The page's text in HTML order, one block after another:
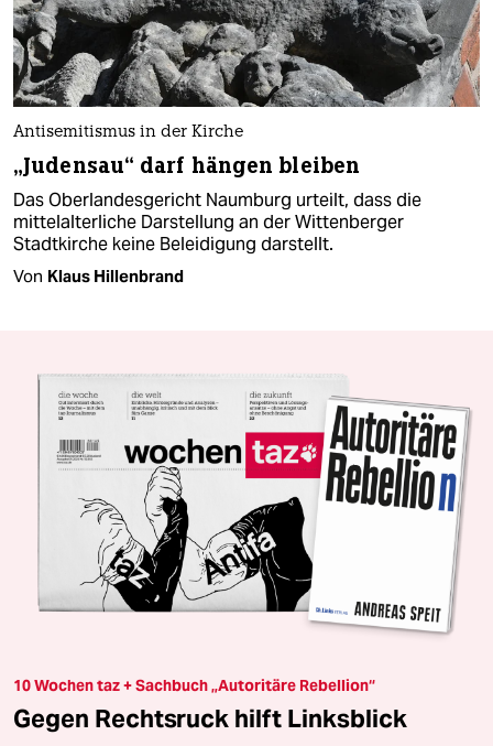
Antisemitismus in der Kirche
„Judensau“ darf hängen bleiben
Das Oberlandesgericht Naumburg urteilt, dass die
mittelalterliche Darstellung an der Wittenberger
Stadtkirche keine Beleidigung darstellt.
Von Klaus Hillenbrand
10 Wochen taz + Sachbuch „Autoritäre Rebellion“
Gegen Rechtsruck hilft Linksblick